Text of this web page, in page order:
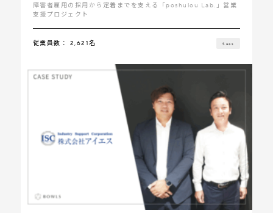
障害者雇用の採用から定着までを支える「poshulou Lab.」営業
支援プロジェクト
従業員数： 2,621名 Saas